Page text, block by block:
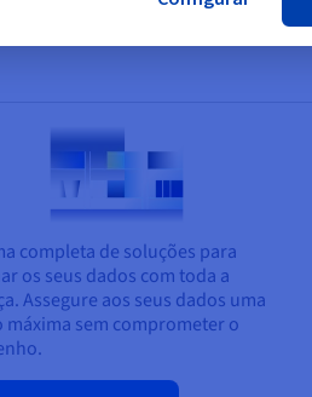
completa de soluções para
os seus dados com toda a
Assegure aos seus dados uma
máxima sem comprometer o